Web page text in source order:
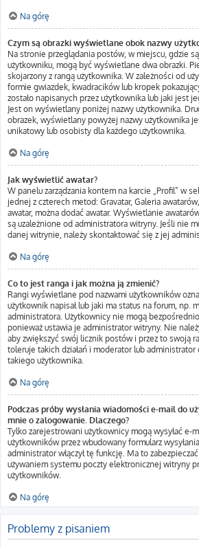
Na górę
Czym są obrazki wyświetlane obok nazwy
Na stronie przeglądania postów, w miejscu, gdzie
użytkowniku, mogą być wyświetlane dwa obrazki.
skojarzony z rangą użytkownika. W zależności od
formie gwiazdek, kwadracików lub kropek
zostało napisanych przez użytkownika lub jaki jest
Jest on wyświetlany poniżej nazwy użytkownika.
obrazek, wyświetlany powyżej nazwy użytkownika
unikatowy lub osobisty dla każdego użytkownika.
Na górę
Jak wyświetlić awatar?
W panelu zarządzania kontem na karcie „Profil” w
jednej z czterech metod: Gravatar, Galeria
awatar, można dodać awatar. Wyświetlanie
są uzależnione od administratora witryny. Jeśli nie
danej witrynie, należy skontaktować się z jej
Na górę
Co to jest ranga i jak można ją zmienić?
Rangi wyświetlane pod nazwami użytkowników
użytkownik napisał lub jaki ma status na forum, np.
administratora. Użytkownicy nie mogą
ponieważ ustawia je administrator witryny. Nie
aby zwiększyć swój licznik postów i przez to swoją
toleruje takich działań i moderator lub
takiego użytkownika.
Na górę
Podczas próby wysłania wiadomości e-mail do
mnie o zalogowanie. Dlaczego?
Tylko zarejestrowani użytkownicy mogą wysyłać e-
użytkowników przez wbudowany formularz
administrator włączył tę funkcję. Ma to
używaniem systemu poczty elektronicznej witryny
użytkowników.
Na górę
Problemy z pisaniem